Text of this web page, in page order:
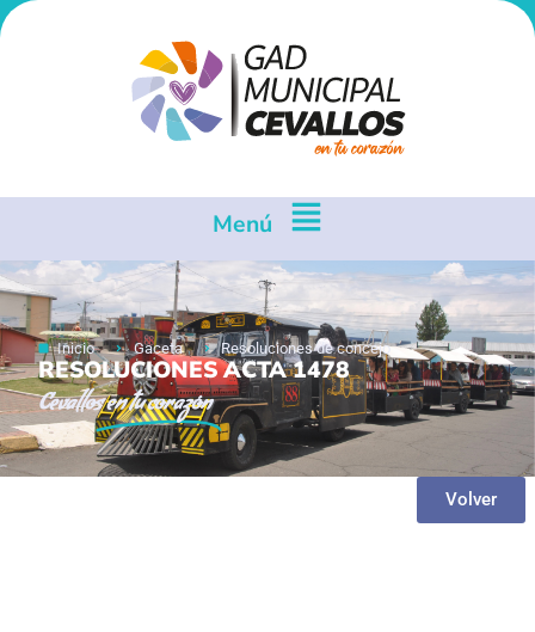
Menú
Inicio Gaceta Resoluciones de concejo
RESOLUCIONES ACTA 1478
Cevallosen tu corazón
Volver